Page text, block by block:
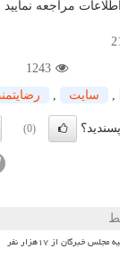
مراجعه نمایید .
1243
, سایت ,
(0)
خبرگان از ۱۷هزار نفر